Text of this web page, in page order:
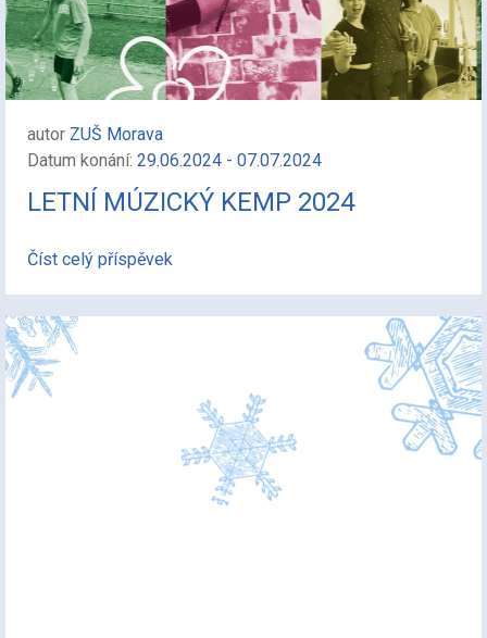
autor ZUŠ Morava
Datum konání: 29.06.2024 - 07.07.2024
LETNÍ MÚZICKÝ KEMP 2024
Číst celý příspěvek